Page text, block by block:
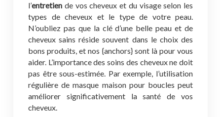
l’entretien de vos cheveux et du visage selon les
types de cheveux et le type de votre peau.
N’oubliez pas que la clé d’une belle peau et de
cheveux sains réside souvent dans le choix des
bons produits, et nos {anchors} sont là pour vous
aider. L’importance des soins des cheveux ne doit
pas être sous-estimée. Par exemple, l’utilisation
régulière de masque maison pour boucles peut
améliorer significativement la santé de vos
cheveux.